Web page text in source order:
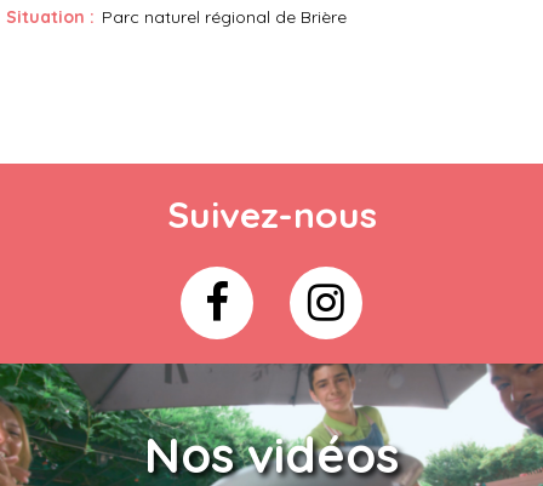
Situation : Parc naturel régional de Brière
Suivez-nous
Nos vidéos